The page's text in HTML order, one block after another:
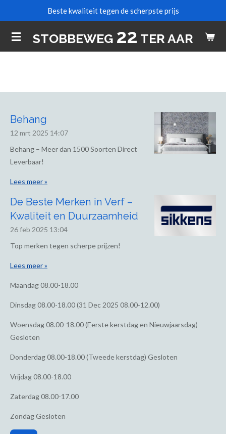
naar
de
STOBBEWEG 22 TER AAR
Beste kwaliteit tegen de scherpste prijs
Behang
12 mrt 2025 14:07
Behang – Meer dan 1500 Soorten Direct
Leverbaar!
Lees meer »
De Beste Merken in Verf –
Kwaliteit en Duurzaamheid
26 feb 2025 13:04
Top merken tegen scherpe prijzen!
Lees meer »
Maandag08.00-18.00
Dinsdag08.00-18.00 (31 Dec 2025 08.00-12.00)
Woensdag08.00-18.00 (Eerste kerstdag en Nieuwjaarsdag)
Gesloten
Donderdag08.00-18.00 (Tweede kerstdag) Gesloten
Vrijdag08.00-18.00
Zaterdag08.00-17.00
ZondagGesloten